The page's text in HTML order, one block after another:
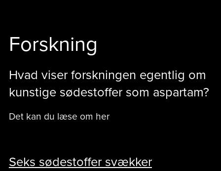
Forskning
Hvad viser forskningen egentlig om
kunstige sødestoffer som aspartam?
Det kan du læse om her
Seks sødestoffer svækker